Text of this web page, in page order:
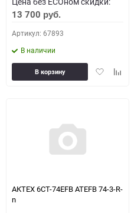
13 700 руб.
Артикул: 67893
В наличии
Добавить
В корзину
АКТЕХ 6СТ-74EFB ATEFB 74-3-R-
n